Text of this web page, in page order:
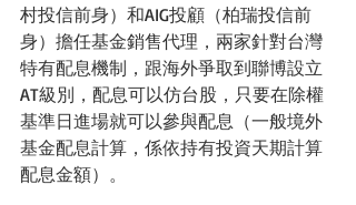
村投信前身）和AIG投顧（柏瑞投信前
身）擔任基金銷售代理，兩家針對台灣
特有配息機制，跟海外爭取到聯博設立
AT級別，配息可以仿台股，只要在除權
基準日進場就可以參與配息（一般境外
基金配息計算，係依持有投資天期計算
配息金額）。